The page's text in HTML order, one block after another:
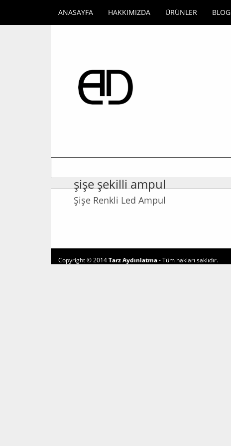
ANASAYFA HAKKIMIZDA ÜRÜNLER BLOG
şişe şekilli ampul
Şişe Renkli Led Ampul
Copyright © 2014Tarz Aydınlatma- Tüm hakları saklıdır.